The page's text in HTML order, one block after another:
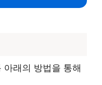
아래의 방법을 통해